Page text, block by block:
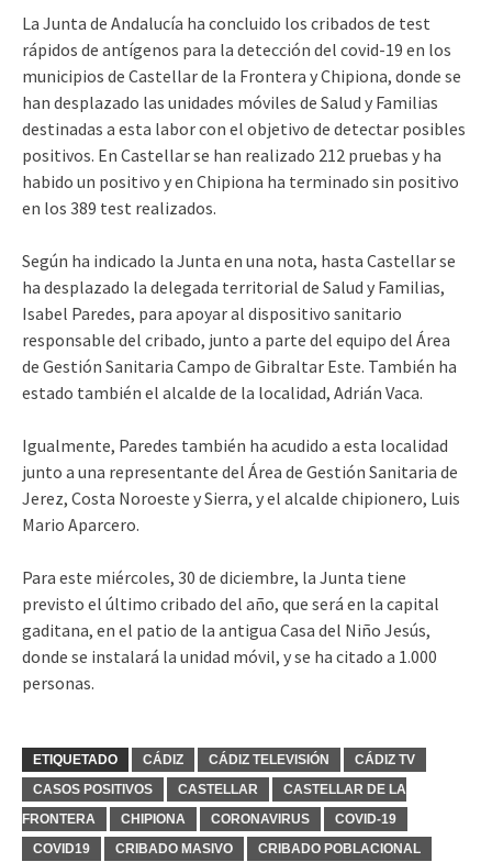
La Junta de Andalucía ha concluido los cribados de test
rápidos de antígenos para la detección del covid-19 en los
municipios de Castellar de la Frontera y Chipiona, donde se
han desplazado las unidades móviles de Salud y Familias
destinadas a esta labor con el objetivo de detectar posibles
positivos. En Castellar se han realizado 212 pruebas y ha
habido un positivo y en Chipiona ha terminado sin positivo
en los 389 test realizados.
Según ha indicado la Junta en una nota, hasta Castellar se
ha desplazado la delegada territorial de Salud y Familias,
Isabel Paredes, para apoyar al dispositivo sanitario
responsable del cribado, junto a parte del equipo del Área
de Gestión Sanitaria Campo de Gibraltar Este. También ha
estado también el alcalde de la localidad, Adrián Vaca.
Igualmente, Paredes también ha acudido a esta localidad
junto a una representante del Área de Gestión Sanitaria de
Jerez, Costa Noroeste y Sierra, y el alcalde chipionero, Luis
Mario Aparcero.
Para este miércoles, 30 de diciembre, la Junta tiene
previsto el último cribado del año, que será en la capital
gaditana, en el patio de la antigua Casa del Niño Jesús,
donde se instalará la unidad móvil, y se ha citado a 1.000
personas.
ETIQUETADO CÁDIZ CÁDIZ TELEVISIÓN
CÁDIZ TV
CASOS POSITIVOS
CASTELLAR
CASTELLAR DE LA
FRONTERA
CHIPIONA CORONAVIRUS
COVID-19
COVID19
CRIBADO MASIVO
CRIBADO POBLACIONAL